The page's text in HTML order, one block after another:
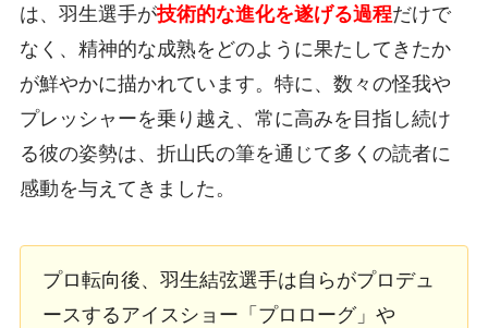
は、羽生選手が技術的な進化を遂げる過程だけで
なく、精神的な成熟をどのように果たしてきたか
が鮮やかに描かれています。特に、数々の怪我や
プレッシャーを乗り越え、常に高みを目指し続け
る彼の姿勢は、折山氏の筆を通じて多くの読者に
感動を与えてきました。
プロ転向後、羽生結弦選手は自らがプロデュ
ースするアイスショー「プロローグ」や